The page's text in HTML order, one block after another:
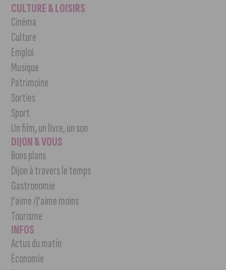
CULTURE & LOISIRS
Cinéma
Culture
Emploi
Musique
Patrimoine
Sorties
Sport
Un film, un livre, un son
DIJON & VOUS
Bons plans
Dijon à travers le temps
Gastronomie
J’aime /J’aime moins
Tourisme
INFOS
Actus du matin
Économie